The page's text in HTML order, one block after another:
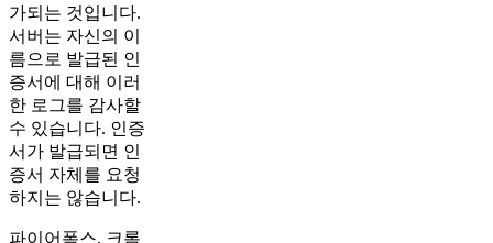
가되는 것입니다.
서버는 자신의 이
름으로 발급된 인
증서에 대해 이러
한 로그를 감사할
수 있습니다. 인증
서가 발급되면 인
증서 자체를 요청
하지는 않습니다.
파이어폭스, 크롬